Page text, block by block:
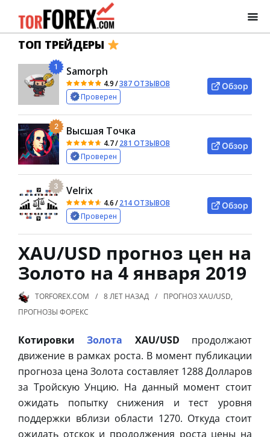
ТОП ТРЕЙДЕРЫ
1 Samorph
4.9/387 ОТЗЫВОВ
Проверен
Обзор
2 Высшая Точка
4.7/281 ОТЗЫВОВ
Проверен
Обзор
3 Velrix
4.6/214 ОТЗЫВОВ
Проверен
Обзор
XAU/USD прогноз цен на
Золото на 4 января 2019
TORFOREX.COM 8 ЛЕТ НАЗАД ПРОГНОЗ XAU/USD,
ПРОГНОЗЫ ФОРЕКС
КотировкиЗолота XAU/USD продолжают
движение в рамках роста. В момент публикации
прогноза цена Золота составляет 1288 Долларов
за Тройскую Унцию. На данный момент стоит
ожидать попытку снижения и тест уровня
поддержки вблизи области 1270. Откуда стоит
ожидать отскок и продолжения роста цены на